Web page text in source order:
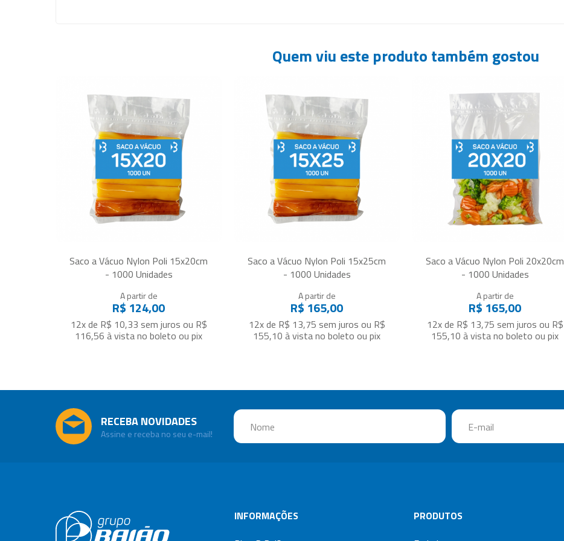
Quem viu este produto também gostou
Saco a Vácuo Nylon Poli 15x20cm
- 1000 Unidades
A partir de
R$ 124,00
12x de R$ 10,33 sem juros ou R$
116,56 à vista no boleto ou pix
Saco a Vácuo Nylon Poli 15x25cm
- 1000 Unidades
A partir de
R$ 165,00
12x de R$ 13,75 sem juros ou R$
155,10 à vista no boleto ou pix
Saco a Vácuo Nylon Poli 20x20cm
- 1000 Unidades
A partir de
R$ 165,00
12x de R$ 13,75 sem juros ou R$
155,10 à vista no boleto ou pix
RECEBA NOVIDADES
Assine e receba no seu e-mail!
INFORMAÇÕES
PRODUTOS